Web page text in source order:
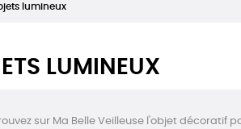
lumineux
LUMINEUX
sur Ma Belle Veilleuse l'objet